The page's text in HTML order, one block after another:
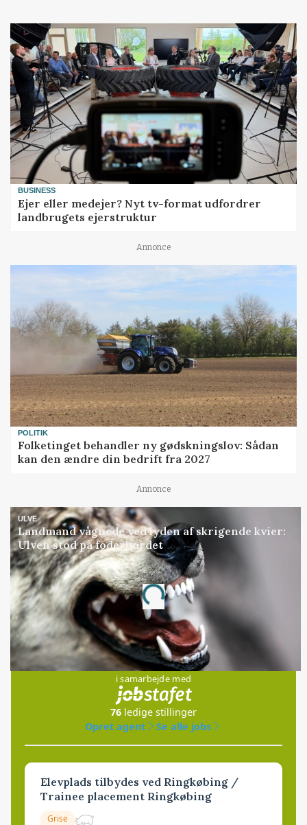
BUSINESS
Ejer eller medejer? Nyt tv-format udfordrer
landbrugets ejerstruktur
Annonce
POLITIK
Folketinget behandler ny gødskningslov: Sådan
kan den ændre din bedrift fra 2027
Annonce
ULVE
Landmand vågnede ved lyden af skrigende kvier:
Ulven stod på foderbordet
Annonce
Loading...
Jobs
i samarbejde med
76 ledige stillinger
Opret agent
Se alle jobs
Elevplads tilbydes ved Ringkøbing /
Trainee placement Ringkøbing
Grise